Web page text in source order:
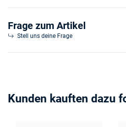
Frage zum Artikel
Stell uns deine Frage
Kunden kauften dazu